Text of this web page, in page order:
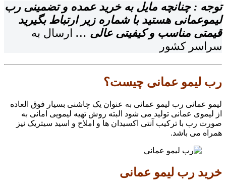
توجه : چنانچه مایل به خرید عمده و تضمینی رب
لیموعمانی هستید با شماره زیر ارتباط بگیرید
قیمتی مناسب و کیفیتی عالی … ارسال به
سراسر کشور
رب لیمو عمانی چیست؟
لیمو عمانی رب لیمو عمانی به عنوان یک چاشنی بسیار فوق العاده
از لیموی عمانی تولید می شود البته روش تهیه لیمویی امانی به
صورت رب با ترکیب آنتی اکسیدان ها و املاح و اسید سیتریک نیز
همراه می باشد.
خرید رب لیمو عمانی